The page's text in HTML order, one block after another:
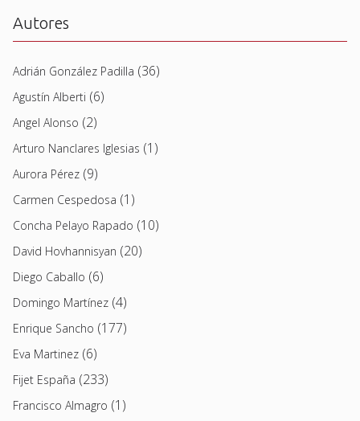
Autores
Adrián González Padilla (36)
Agustín Alberti (6)
Angel Alonso (2)
Arturo Nanclares Iglesias (1)
Aurora Pérez (9)
Carmen Cespedosa (1)
Concha Pelayo Rapado (10)
David Hovhannisyan (20)
Diego Caballo (6)
Domingo Martínez (4)
Enrique Sancho (177)
Eva Martinez (6)
Fijet España (233)
Francisco Almagro (1)